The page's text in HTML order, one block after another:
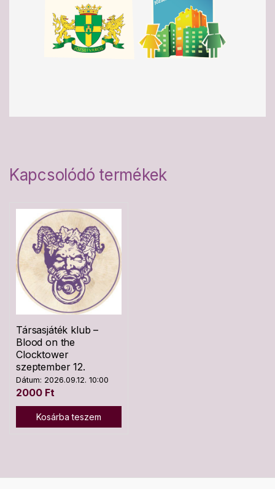
Kapcsolódó termékek
Társasjáték klub –
Blood on the
Clocktower
szeptember 12.
Dátum: 2026.09.12. 10:00
2000 Ft
Kosárba teszem